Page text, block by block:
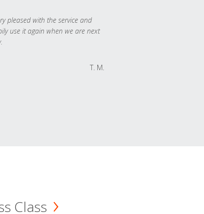
pleased with the service and
use it again when we are next
T. M.
Class